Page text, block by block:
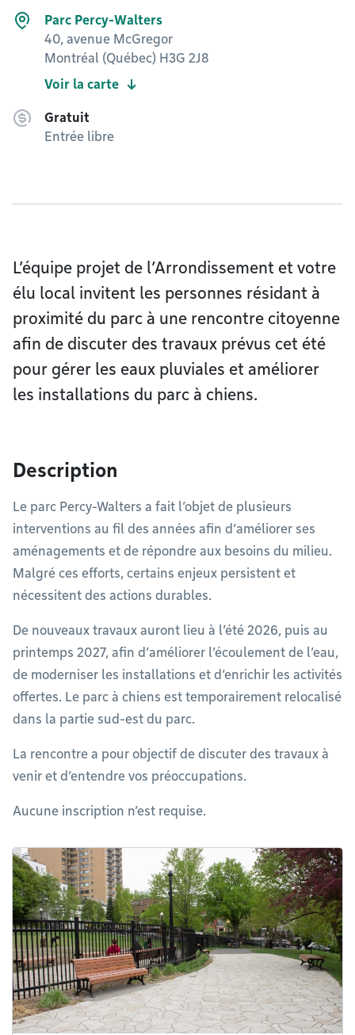
Parc Percy-Walters
40, avenue McGregor
Montréal (Québec) H3G 2J8
Voir la carte
Gratuit
Entrée libre
L’équipe projet de l’Arrondissement et votre
élu local invitent les personnes résidant à
proximité du parc à une rencontre citoyenne
afin de discuter des travaux prévus cet été
pour gérer les eaux pluviales et améliorer
les installations du parc à chiens.
Description
Le parc Percy-Walters a fait l’objet de plusieurs
interventions au fil des années afin d’améliorer ses
aménagements et de répondre aux besoins du milieu.
Malgré ces efforts, certains enjeux persistent et
nécessitent des actions durables.
De nouveaux travaux auront lieu à l’été 2026, puis au
printemps 2027, afin d’améliorer l’écoulement de l’eau,
de moderniser les installations et d’enrichir les activités
offertes. Le parc à chiens est temporairement relocalisé
dans la partie sud-est du parc.
La rencontre a pour objectif de discuter des travaux à
venir et d’entendre vos préoccupations.
Aucune inscription n’est requise.